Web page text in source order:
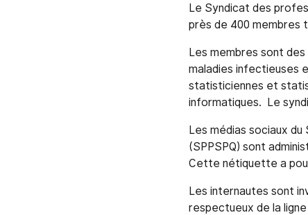
Le Syndicat des
près de 400 membres
Les membres sont
maladies infectieuses
statisticiennes et
informatiques. Le
Les médias sociaux
(SPPSPQ) sont
Cette nétiquette a
Les internautes sont
respectueux de la